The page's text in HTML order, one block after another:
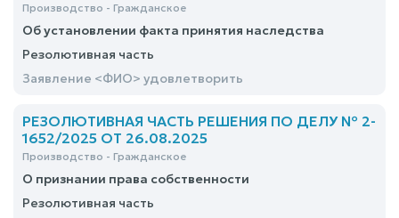
Производство - Гражданское
Об установлении факта принятия наследства
Резолютивная часть
Заявление <ФИО> удовлетворить
РЕЗОЛЮТИВНАЯ ЧАСТЬ РЕШЕНИЯ ПО ДЕЛУ № 2-
1652/2025 ОТ 26.08.2025
Производство - Гражданское
О признании права собственности
Резолютивная часть